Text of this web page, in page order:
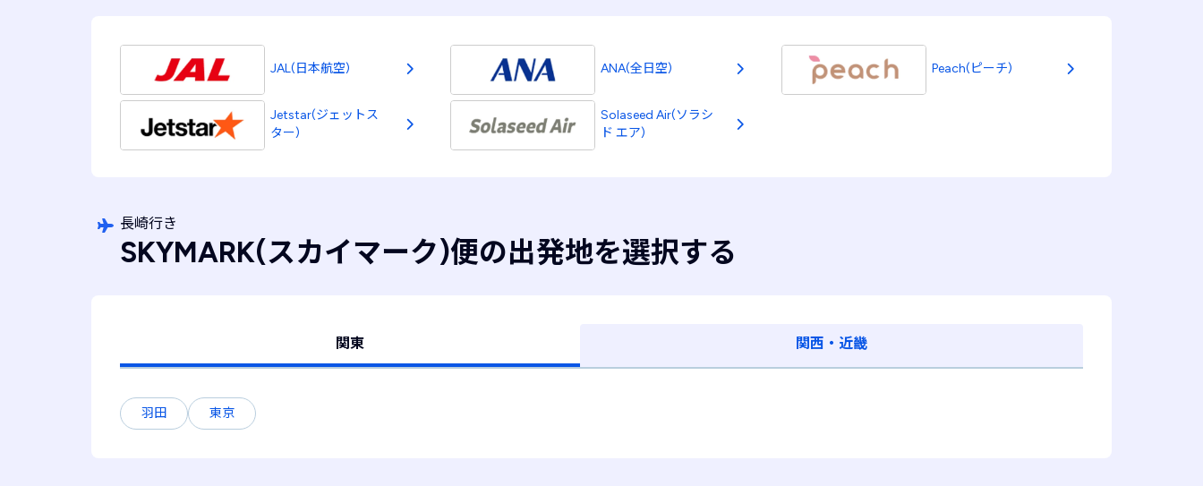
JAL(日本航空) ANA(全日空) Peach(ピーチ)
Jetstar(ジェットス
ター)
Solaseed Air(ソラシ
ド エア)
長崎行き
SKYMARK(スカイマーク)便の出発地を選択する
関東 関西・近畿
羽田 東京